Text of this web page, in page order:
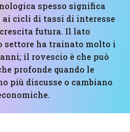
spesso significa
cicli di tassi di interesse
futura. Il lato
settore ha trainato molto i
il rovescio è che può
profonde quando le
più discusse o cambiano